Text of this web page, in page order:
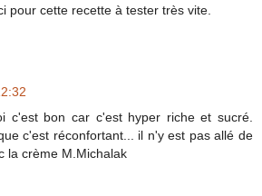
pour cette recette à tester très vite.
c'est bon car c'est hyper riche et sucré.
c'est réconfortant... il n'y est pas allé de
la crème M.Michalak